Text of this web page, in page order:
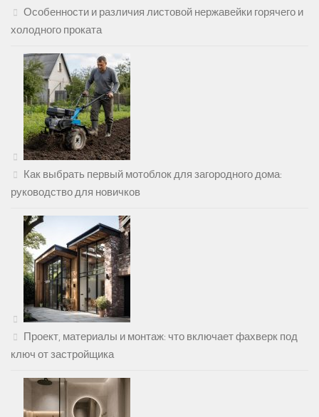
Особенности и различия листовой нержавейки горячего и
холодного проката
Как выбрать первый мотоблок для загородного дома:
руководство для новичков
Проект, материалы и монтаж: что включает фахверк под
ключ от застройщика